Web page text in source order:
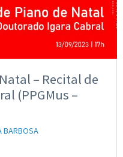
– Recital de
(PPGMus –
BARBOSA